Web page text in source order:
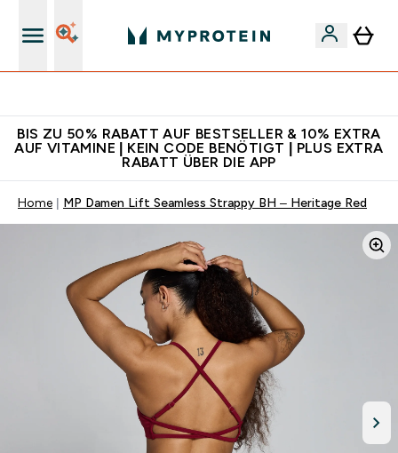
BIS ZU 50% RABATT AUF BESTSELLER & 10% EXTRA
AUF VITAMINE | KEIN CODE BENÖTIGT | PLUS EXTRA
RABATT ÜBER DIE APP
Home MP Damen Lift Seamless Strappy BH – Heritage Red